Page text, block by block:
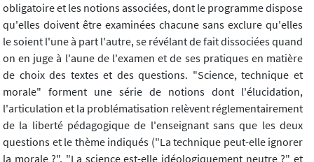
obligatoire et les notions associées, dont le programme dispose
qu'elles doivent être examinées chacune sans exclure qu'elles
le soient l'une à part l'autre, se révélant de fait dissociées quand
on en juge à l'aune de l'examen et de ses pratiques en matière
de choix des textes et des questions. "Science, technique et
morale" forment une série de notions dont l'élucidation,
l'articulation et la problématisation relèvent réglementairement
de la liberté pédagogique de l'enseignant sans que les deux
questions et le thème indiqués ("La technique peut-elle ignorer
la morale ?", "La science est-elle idéologiquement neutre ?" et